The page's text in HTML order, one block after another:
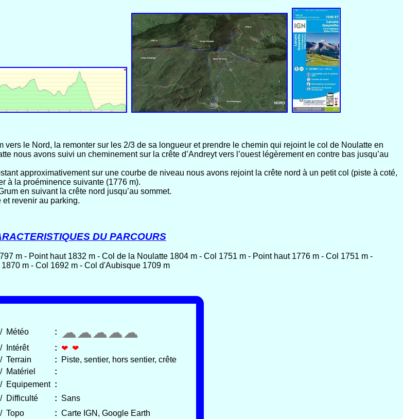
vers le Nord, la remonter sur les 2/3 de sa longueur et prendre le chemin qui rejoint le col de Noulatte en
nous avons suivi un cheminement sur la crête d’Andreyt vers l’ouest légèrement en contre bas jusqu’au
approximativement sur une courbe de niveau nous avons rejoint la crête nord à un petit col (piste à coté,
à la proéminence suivante (1776 m).
en suivant la crête nord jusqu’au sommet.
revenir au parking.
DU PARCOURS
m - Point haut 1832 m - Col de la Noulatte 1804 m - Col 1751 m - Point haut 1776 m - Col 1751 m -
m - Col 1692 m - Col d'Aubisque 1709 m
/ Météo : ☁☁☁☁☁
/ Intérêt : ❤ ❤
/ Terrain :
Piste, sentier, hors sentier, crête
/ Matériel
:
/ Equipement :
/ Difficulté : Sans
/ Topo : Carte IGN, Google Earth